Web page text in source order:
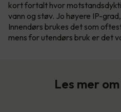
kort fortalt hvor
vann og støv. Jo høyere IP-
Innendørs brukes det som
mens for utendørs bruk er det
Les mer